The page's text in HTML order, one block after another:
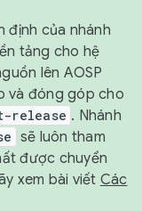
định của nhánh
tảng cho hệ
lên AOSP
và đóng góp cho
release . Nhánh
sẽ luôn tham
được chuyển
xem bài viết Các